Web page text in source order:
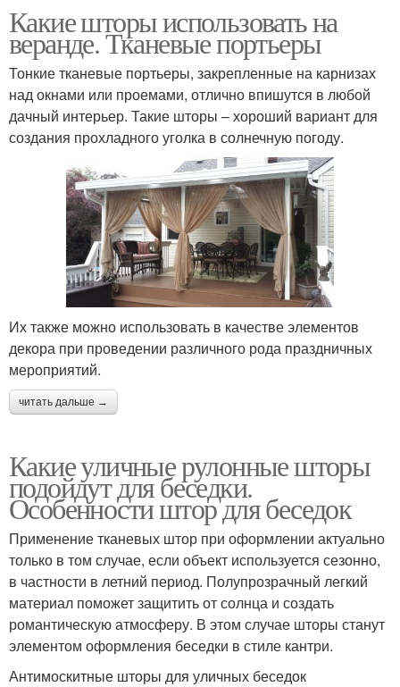
Какие шторы использовать на
веранде. Тканевые портьеры
Тонкие тканевые портьеры, закрепленные на карнизах
над окнами или проемами, отлично впишутся в любой
дачный интерьер. Такие шторы – хороший вариант для
создания прохладного уголка в солнечную погоду.
Их также можно использовать в качестве элементов
декора при проведении различного рода праздничных
мероприятий.
читать дальше →
Какие уличные рулонные шторы
подойдут для беседки.
Особенности штор для беседок
Применение тканевых штор при оформлении актуально
только в том случае, если объект используется сезонно,
в частности в летний период. Полупрозрачный легкий
материал поможет защитить от солнца и создать
романтическую атмосферу. В этом случае шторы станут
элементом оформления беседки в стиле кантри.
Антимоскитные шторы для уличных беседок